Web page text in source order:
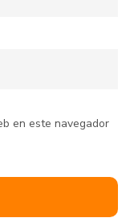
en este navegador